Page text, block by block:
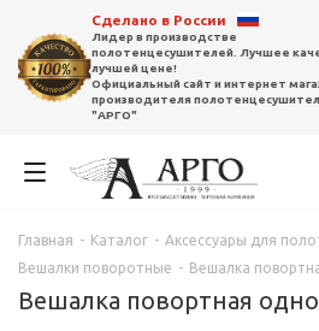
Сделано в России
Лидер в производстве
полотенцесушителей. Лучшее
лучшей цене!
Официальный сайт и интернет
производителя
"АРГО"
Главная - Каталог - Аксессуары для
Вешалки поворотные - Вешалка
Вешалка повортная